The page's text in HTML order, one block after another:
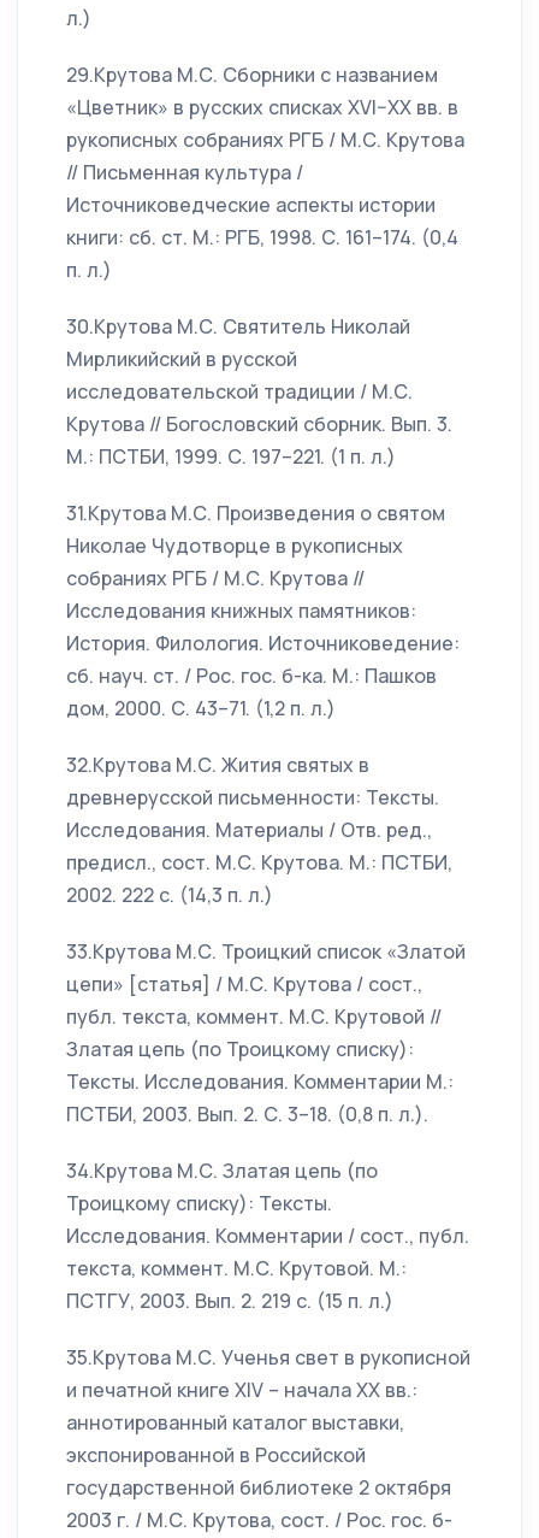
л.)
29.Крутова М.С. Сборники с названием
«Цветник» в русских списках XVI–XX вв. в
рукописных собраниях РГБ / М.С. Крутова
// Письменная культура /
Источниковедческие аспекты истории
книги: сб. ст. М.: РГБ, 1998. С. 161–174. (0,4
п. л.)
30.Крутова М.С. Святитель Николай
Мирликийский в русской
исследовательской традиции / М.С.
Крутова // Богословский сборник. Вып. 3.
М.: ПСТБИ, 1999. С. 197–221. (1 п. л.)
31.Крутова М.С. Произведения о святом
Николае Чудотворце в рукописных
собраниях РГБ / М.С. Крутова //
Исследования книжных памятников:
История. Филология. Источниковедение:
сб. науч. ст. / Рос. гос. б-ка. М.: Пашков
дом, 2000. С. 43–71. (1,2 п. л.)
32.Крутова М.С. Жития святых в
древнерусской письменности: Тексты.
Исследования. Материалы / Отв. ред.,
предисл., сост. М.С. Крутова. М.: ПСТБИ,
2002. 222 с. (14,3 п. л.)
33.Крутова М.С. Троицкий список «Златой
цепи» [статья] / М.С. Крутова / сост.,
публ. текста, коммент. М.С. Крутовой //
Златая цепь (по Троицкому списку):
Тексты. Исследования. Комментарии М.:
ПСТБИ, 2003. Вып. 2. С. 3–18. (0,8 п. л.).
34.Крутова М.С. Златая цепь (по
Троицкому списку): Тексты.
Исследования. Комментарии / сост., публ.
текста, коммент. М.С. Крутовой. М.:
ПСТГУ, 2003. Вып. 2. 219 с. (15 п. л.)
35.Крутова М.С. Ученья свет в рукописной
и печатной книге XIV – начала XX вв.:
аннотированный каталог выставки,
экспонированной в Российской
государственной библиотеке 2 октября
2003 г. / М.С. Крутова, сост. / Рос. гос. б-